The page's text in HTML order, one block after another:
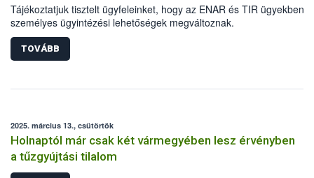
Tájékoztatjuk tisztelt ügyfeleinket, hogy az ENAR és TIR ügyekben a
személyes ügyintézési lehetőségek megváltoznak.
TOVÁBB
2025. március 13., csütörtök
Holnaptól már csak két vármegyében lesz érvényben
a tűzgyújtási tilalom